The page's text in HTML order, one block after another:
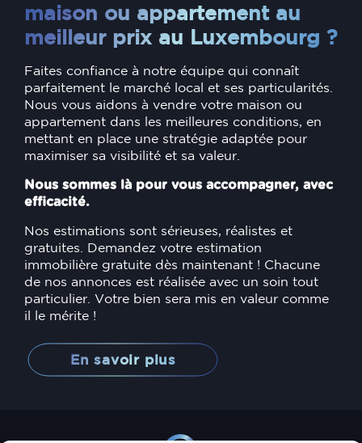
maison ou appartement au
meilleur prix au Luxembourg ?
Faites confiance à notre équipe qui connaît
parfaitement le marché local et ses particularités.
Nous vous aidons à vendre votre maison ou
appartement dans les meilleures conditions, en
mettant en place une stratégie adaptée pour
maximiser sa visibilité et sa valeur.
Nous sommes là pour vous accompagner, avec
efficacité.
Nos estimations sont sérieuses, réalistes et
gratuites. Demandez votre estimation
immobilière gratuite dès maintenant ! Chacune
de nos annonces est réalisée avec un soin tout
particulier. Votre bien sera mis en valeur comme
il le mérite !
En savoir plus